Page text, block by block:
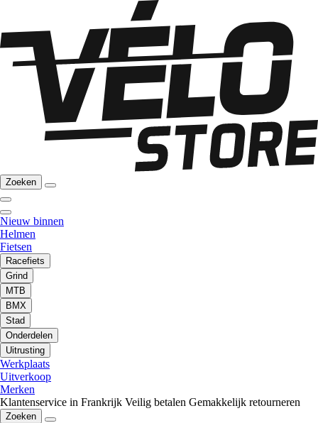
Zoeken
Nieuw binnen
Helmen
Fietsen
Racefiets
Grind
MTB
BMX
Stad
Onderdelen
Uitrusting
Werkplaats
Uitverkoop
Merken
Klantenservice in Frankrijk Veilig betalen Gemakkelijk retourneren
Zoeken